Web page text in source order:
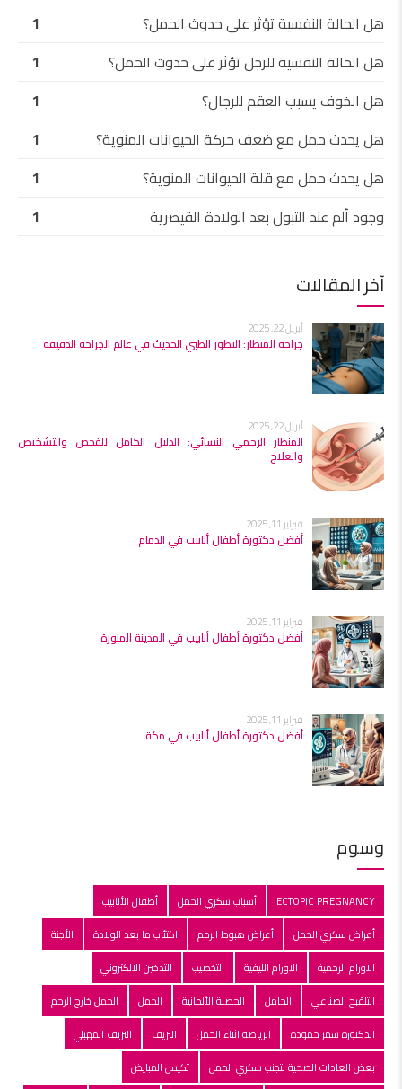
هل الحالة النفسية تؤثر على حدوث الحمل؟
1
هل الحالة النفسية للرجل تؤثر على حدوث الحمل؟
1
هل الخوف يسبب العقم للرجال؟
1
هل يحدث حمل مع ضعف حركة الحيوانات المنوية؟
1
هل يحدث حمل مع قلة الحيوانات المنوية؟
1
وجود ألم عند التبول بعد الولادة القيصرية
1
آخر المقالات
أبريل 22, 2025
جراحة المنظار: التطور الطبي الحديث في عالم الجراحة الدقيقة
أبريل 22, 2025
المنظار الرحمي النسائي: الدليل الكامل للفحص والتشخيص
والعلاج
فبراير 11, 2025
أفضل دكتورة أطفال أنابيب في الدمام
فبراير 11, 2025
أفضل دكتورة أطفال أنابيب في المدينة المنورة
فبراير 11, 2025
أفضل دكتورة أطفال أنابيب في مكة
وسوم
ECTOPIC PREGNANCY أسباب سكري الحمل
أطفال الأنابيب
أعراض سكري الحمل
أعراض هبوط الرحم اكتئاب ما بعد الولادة
الأجنة
الاورام الرحمية
الاورام الليفية التخصيب
التدخين الالكتروني
التلقبح الصناعي
الحامل الحصبة الألمانية الحمل
الحمل خارج الرحم
الدكتوره سمر حموده
الرياضه اثناء الحمل النزيف
النزيف المهبلي
بعض العادات الصحية لتجنب سكري الحمل
تكيس المبايض